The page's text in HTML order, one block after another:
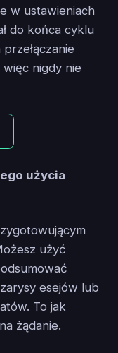
w ustawieniach
do końca cyklu
więc nigdy nie
użycia
użyć
esejów lub
To jak
żądanie.